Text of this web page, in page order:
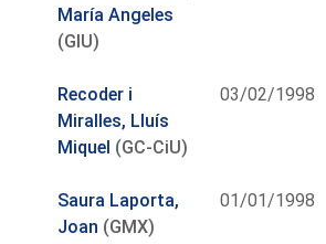
María Angeles
(GIU)
Recoder i
Miralles, Lluís
Miquel (GC-CiU)
03/02/1998
Saura Laporta,
Joan (GMX)
01/01/1998